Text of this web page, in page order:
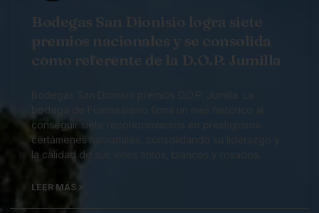
Bodegas San Dionisio logra siete
premios nacionales y se consolida
como referente de la D.O.P. Jumilla
Bodegas San Dionisio premios D.O.P. Jumilla. La
bodega de Fuenteálamo firma un mes histórico al
conseguir siete reconocimientos en prestigiosos
certámenes nacionales, consolidando su liderazgo y
la calidad de sus vinos tintos, blancos y rosados.
LEER MÁS »